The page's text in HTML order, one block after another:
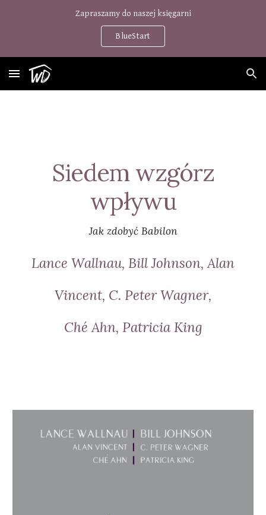
Zapraszamy do naszej księgarni
BlueStart
Siedem wzgórz
wpływu
Jak zdobyć Babilon
Lance Wallnau, Bill Johnson, Alan
Vincent, C. Peter Wagner,
Ché Ahn, Patricia King